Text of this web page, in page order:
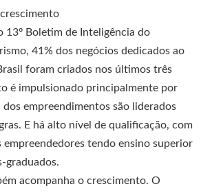
13º Boletim de Inteligência do
41% dos negócios dedicados ao
foram criados nos últimos três
é impulsionado principalmente por
dos empreendimentos são liderados
E há alto nível de qualificação, com
empreendedores tendo ensino superior
graduados.
acompanha o crescimento. O